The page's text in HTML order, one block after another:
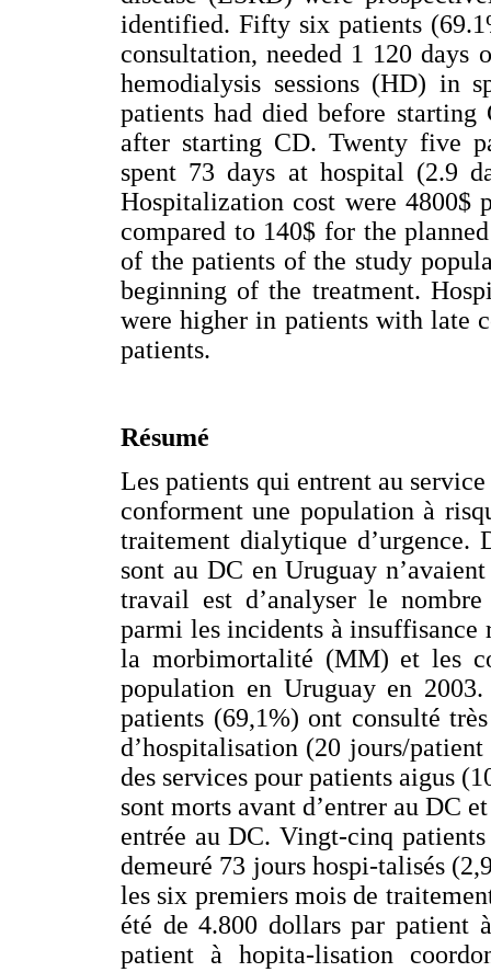
identified. Fifty six patients
consultation, needed 1 120 days
hemodialysis sessions (HD) in
patients had died before
after starting CD. Twenty five
spent 73 days at hospital (2.9
Hospitalization cost were 4800$
compared to 140$ for the
of the patients of the study
beginning of the treatment.
were higher in patients with late
patients.
Résumé
Les patients qui entrent au
conforment une population à
traitement dialytique d’urgence.
sont au DC en Uruguay
travail est d’analyser le
parmi les incidents à
la morbimortalité (MM) et les
population en Uruguay en
patients (69,1%) ont consulté
d’hospitalisation (20 jours/
des services pour patients aigus
sont morts avant d’entrer au DC
entrée au DC. Vingt-cinq
demeuré 73 jours hospi-talisés
les six premiers mois de
été de 4.800 dollars par patient
patient à hopita-lisation